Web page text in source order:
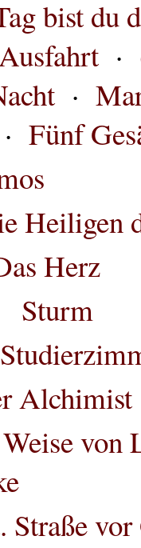
bist du
·
·
· Fünf
Heiligen
Herz
Sturm
Alchimist
von
Straße